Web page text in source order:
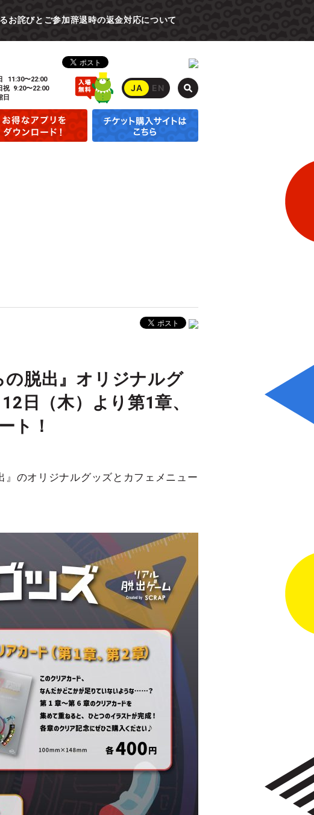
お詫びとご参加辞退時の返金対応について
11:30〜22:00
祝 9:20〜22:00
日
JA EN
の脱出』オリジナルグ
日（木）より第1章、
ト！
のオリジナルグッズとカフェメニュー